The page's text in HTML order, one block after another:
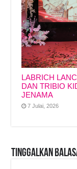
LABRICH
DAN TRIBIO
JENAMA
7 Julai, 2026
Tinggalkan